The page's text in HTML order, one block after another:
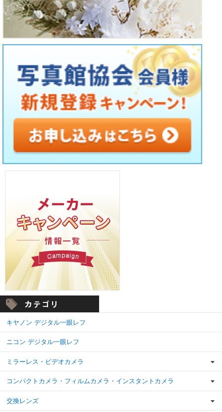
キヤノン デジタル一眼レフ
ニコン デジタル一眼レフ
ミラーレス・ビデオカメラ
コンパクトカメラ・フィルムカメラ・インスタントカメラ
交換レンズ